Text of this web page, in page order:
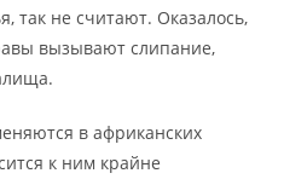
так не считают. Оказалось,
вызывают слипание,
в африканских
к ним крайне